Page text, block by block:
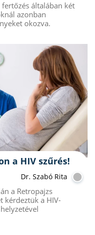
általában két
azonban
okozva.
a HIV szűrés!
Dr. Szabó Rita
a Retropajzs
kérdeztük a HIV-